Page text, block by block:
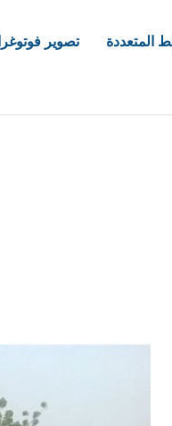
تصوير
المتعددة